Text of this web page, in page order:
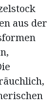
aus der